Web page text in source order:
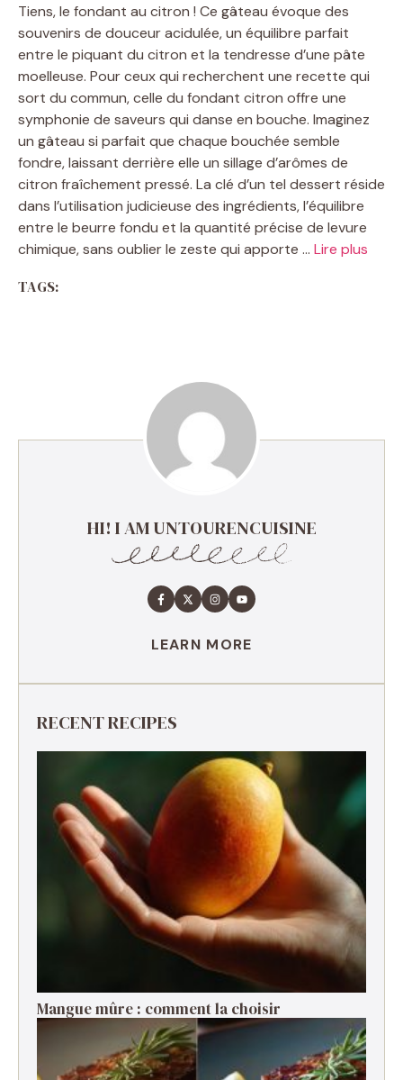
Tiens, le fondant au citron ! Ce gâteau évoque des
souvenirs de douceur acidulée, un équilibre parfait
entre le piquant du citron et la tendresse d’une pâte
moelleuse. Pour ceux qui recherchent une recette qui
sort du commun, celle du fondant citron offre une
symphonie de saveurs qui danse en bouche. Imaginez
un gâteau si parfait que chaque bouchée semble
fondre, laissant derrière elle un sillage d’arômes de
citron fraîchement pressé. La clé d’un tel dessert réside
dans l’utilisation judicieuse des ingrédients, l’équilibre
entre le beurre fondu et la quantité précise de levure
chimique, sans oublier le zeste qui apporte … Lire plus
TAGS:
HI! I AM UNTOURENCUISINE
LEARN MORE
RECENT RECIPES
Mangue mûre : comment la choisir